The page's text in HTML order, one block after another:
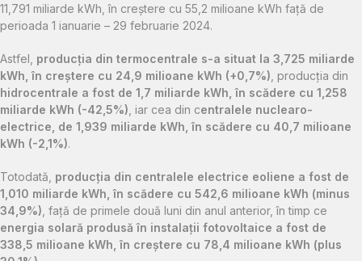
11,791 miliarde kWh, în creştere cu 55,2 milioane kWh faţă de
perioada 1 ianuarie – 29 februarie 2024.
Astfel, producţia din termocentrale s-a situat la 3,725 miliarde
kWh, în creştere cu 24,9 milioane kWh (+0,7%) , producţia din
hidrocentrale a fost de 1,7 miliarde kWh, în scădere cu 1,258
miliarde kWh (-42,5%) , iar cea din centralele nuclearo-
electrice, de 1,939 miliarde kWh, în scădere cu 40,7 milioane
kWh (-2,1%).
Totodată, producţia din centralele electrice eoliene a fost de
1,010 miliarde kWh, în scădere cu 542,6 milioane kWh (minus
34,9%) , faţă de primele două luni din anul anterior, în timp ce
energia solară produsă în instalaţii fotovoltaice a fost de
338,5 milioane kWh, în creştere cu 78,4 milioane kWh (plus